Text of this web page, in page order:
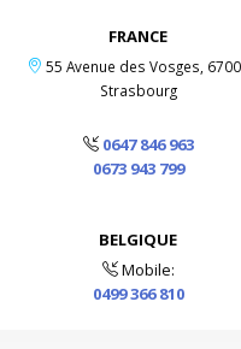
FRANCE
55 Avenue des Vosges,
Strasbourg
0647 846 963
0673 943 799
BELGIQUE
Mobile:
0499 366 810